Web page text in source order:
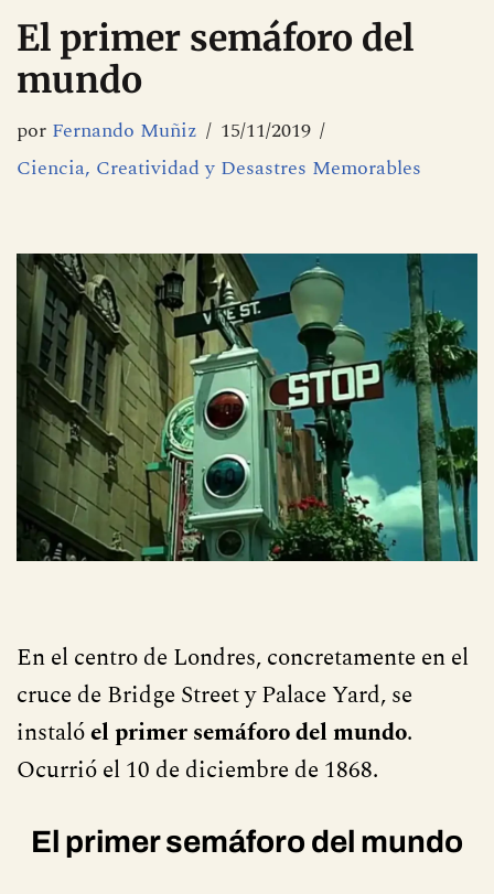
El primer semáforo del
mundo
por Fernando Muñiz
15/11/2019
Ciencia, Creatividad y Desastres Memorables
En el centro de Londres, concretamente en el
cruce de Bridge Street y Palace Yard, se
instalóel primer semáforo del mundo.
Ocurrió el 10 de diciembre de 1868.
El primer semáforo del mundo